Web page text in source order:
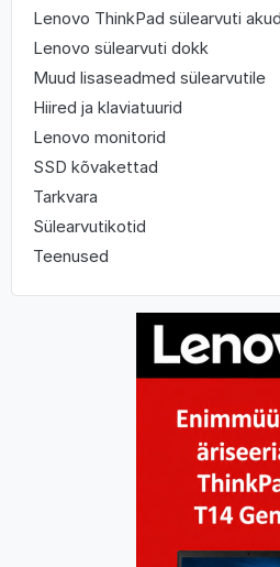
Lenovo ThinkPad sülearvuti
Lenovo sülearvuti dokk
Muud lisaseadmed sülearvutile
Hiired ja klaviatuurid
Lenovo monitorid
SSD kõvakettad
Tarkvara
Sülearvutikotid
Teenused